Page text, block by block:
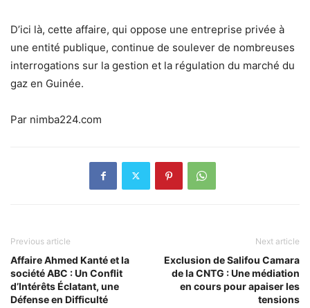
D’ici là, cette affaire, qui oppose une entreprise privée à
une entité publique, continue de soulever de nombreuses
interrogations sur la gestion et la régulation du marché du
gaz en Guinée.
Par nimba224.com
Previous article
Affaire Ahmed Kanté et la
société ABC : Un Conflit
d’Intérêts Éclatant, une
Défense en Difficulté
Next article
Exclusion de Salifou Camara
de la CNTG : Une médiation
en cours pour apaiser les
tensions